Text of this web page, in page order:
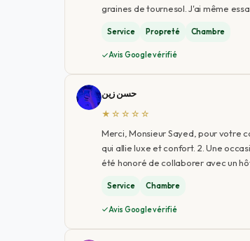
graines de tournesol. J'ai même
Service Propreté Chambre
Avis Google vérifié
حسن زين
★☆☆☆☆
Merci, Monsieur Sayed, pour votre
qui allie luxe et confort. 2. Une
été honoré de collaborer avec un
Service Chambre
Avis Google vérifié